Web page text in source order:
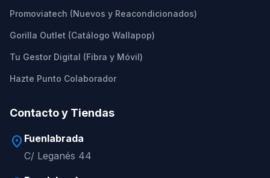
Promoviatech (Nuevos y Reacondicionados)
Gorilla Outlet (Catálogo Wallapop)
Tu Gestor Digital (Fibra y Móvil)
Hazte Punto Colaborador
Contacto y Tiendas
location_on Fuenlabrada
C/ Leganés 44